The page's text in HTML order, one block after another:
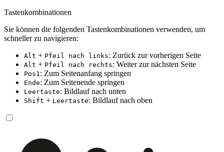
Tastenkombinationen
Sie können die folgenden Tastenkombinationen verwenden, um
schneller zu navigieren:
Alt + Pfeil nach links: Zurück zur vorherigen Seite
Alt + Pfeil nach rechts: Weiter zur nächsten Seite
Pos1: Zum Seitenanfang springen
Ende: Zum Seitenende springen
Leertaste: Bildlauf nach unten
Shift + Leertaste: Bildlauf nach oben